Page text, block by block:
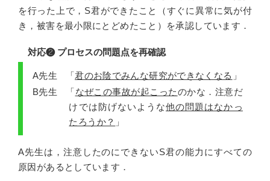
を行った上で，S君ができたこと（すぐに異常に気が付
き，被害を最小限にとどめたこと）を承認しています．
対応❷ プロセスの問題点を再確認
A先生 「君のお陰でみんな研究ができなくなる 」
B先生
「なぜこの事故が起こったのかな．注意だ
けでは防げないような他の問題はなかっ
たろうか？ 」
A先生は，注意したのにできないS君の能力にすべての
原因があるとしています．